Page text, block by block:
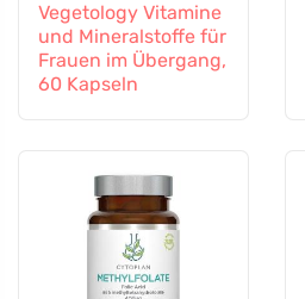
Vegetology Vitamine
und Mineralstoffe für
Frauen im Übergang,
60 Kapseln